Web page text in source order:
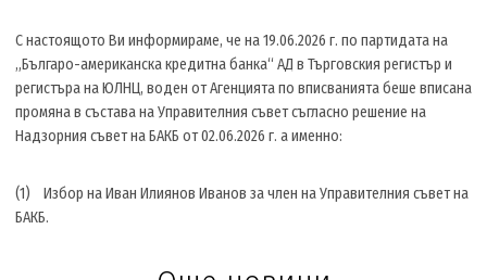
С настоящото Ви информираме, че на 19.06.2026 г. по партидата на
„Българо-американска кредитна банка“ АД в Търговския регистър и
регистъра на ЮЛНЦ, воден от Агенцията по вписванията беше вписана
промяна в състава на Управителния съвет съгласно решение на
Надзорния съвет на БАКБ от 02.06.2026 г. а именно:
(1) Избор на Иван Илиянов Иванов за член на Управителния съвет на
БАКБ.